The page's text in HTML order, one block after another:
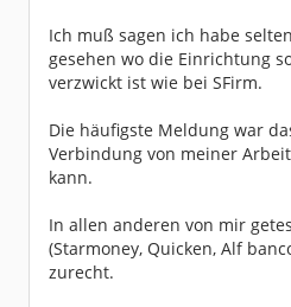
Ich muß sagen ich habe
gesehen wo die Einrichtung
verzwickt ist wie bei SFirm.
Die häufigste Meldung war
Verbindung von meiner
kann.
In allen anderen von mir
(Starmoney, Quicken, Alf
zurecht.